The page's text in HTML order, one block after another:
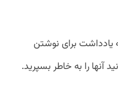
یادداشت برای نوشتن
آنها را به خاطر بسپرید.